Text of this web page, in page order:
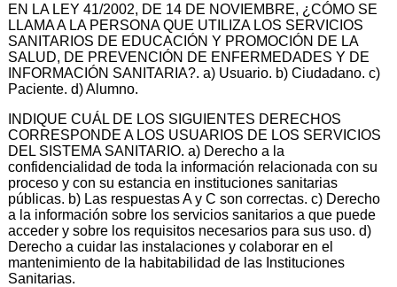
EN LA LEY 41/2002, DE 14 DE NOVIEMBRE, ¿CÓMO SE
LLAMA A LA PERSONA QUE UTILIZA LOS SERVICIOS
SANITARIOS DE EDUCACIÓN Y PROMOCIÓN DE LA
SALUD, DE PREVENCIÓN DE ENFERMEDADES Y DE
INFORMACIÓN SANITARIA?. a) Usuario. b) Ciudadano. c)
Paciente. d) Alumno.
INDIQUE CUÁL DE LOS SIGUIENTES DERECHOS
CORRESPONDE A LOS USUARIOS DE LOS SERVICIOS
DEL SISTEMA SANITARIO. a) Derecho a la
confidencialidad de toda la información relacionada con su
proceso y con su estancia en instituciones sanitarias
públicas. b) Las respuestas A y C son correctas. c) Derecho
a la información sobre los servicios sanitarios a que puede
acceder y sobre los requisitos necesarios para sus uso. d)
Derecho a cuidar las instalaciones y colaborar en el
mantenimiento de la habitabilidad de las Instituciones
Sanitarias.